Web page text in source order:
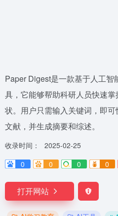
Paper Digest是一款基于人工
具，它能够帮助科研人员快速
状。用户只需输入关键词，即
文献，并生成摘要和综述。
收录时间：
2025-02-25
0
0 0 0
打开网站